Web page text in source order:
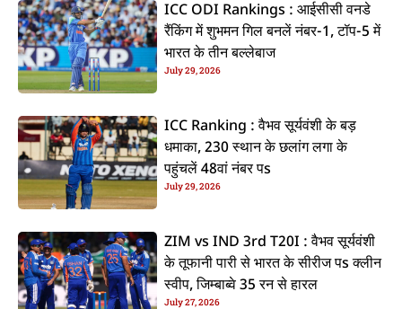
ICC ODI Rankings : आईसीसी वनडे
रैंकिंग में शुभमन गिल बनलें नंबर-1, टॉप-5 में
भारत के तीन बल्लेबाज
July 29, 2026
ICC Ranking : वैभव सूर्यवंशी के बड़
धमाका, 230 स्थान के छलांग लगा के
पहुंचलें 48वां नंबर पs
July 29, 2026
ZIM vs IND 3rd T20I : वैभव सूर्यवंशी
के तूफानी पारी से भारत के सीरीज पs क्लीन
स्वीप, जिम्बाब्वे 35 रन से हारल
July 27, 2026